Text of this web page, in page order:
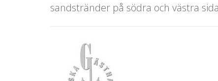
sandstränder på södra och västra